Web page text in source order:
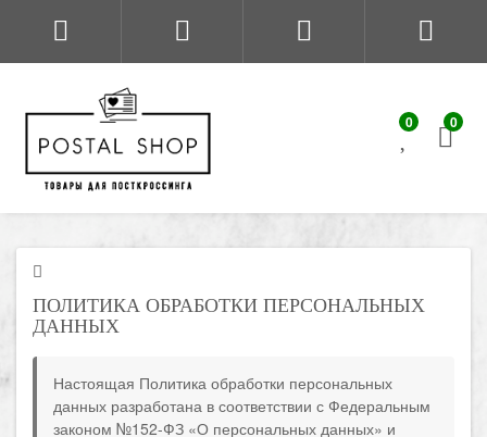
0 0
ПОЛИТИКА ОБРАБОТКИ ПЕРСОНАЛЬНЫХ
ДАННЫХ
Настоящая Политика обработки персональных
данных разработана в соответствии с Федеральным
законом №152-ФЗ «О персональных данных» и